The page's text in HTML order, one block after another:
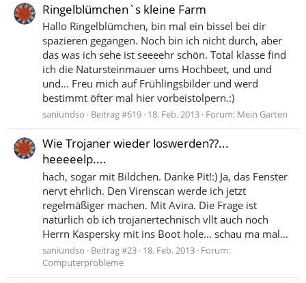
Ringelblümchen`s kleine Farm
Hallo Ringelblümchen, bin mal ein bissel bei dir
spazieren gegangen. Noch bin ich nicht durch, aber
das was ich sehe ist seeeehr schön. Total klasse find
ich die Natursteinmauer ums Hochbeet, und und
und... Freu mich auf Frühlingsbilder und werd
bestimmt öfter mal hier vorbeistolpern.:)
saniundso Beitrag #619 18. Feb. 2013 Forum: Mein Garten
Wie Trojaner wieder loswerden??...
heeeeelp....
hach, sogar mit Bildchen. Danke Pit!:) Ja, das Fenster
nervt ehrlich. Den Virenscan werde ich jetzt
regelmäßiger machen. Mit Avira. Die Frage ist
natürlich ob ich trojanertechnisch vllt auch noch
Herrn Kaspersky mit ins Boot hole... schau ma mal...
saniundso Beitrag #23 18. Feb. 2013 Forum:
Computerprobleme